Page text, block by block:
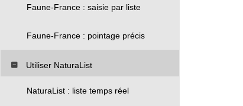
Faune-France : saisie par liste
Faune-France : pointage précis
Utiliser NaturaList
NaturaList : liste temps réel